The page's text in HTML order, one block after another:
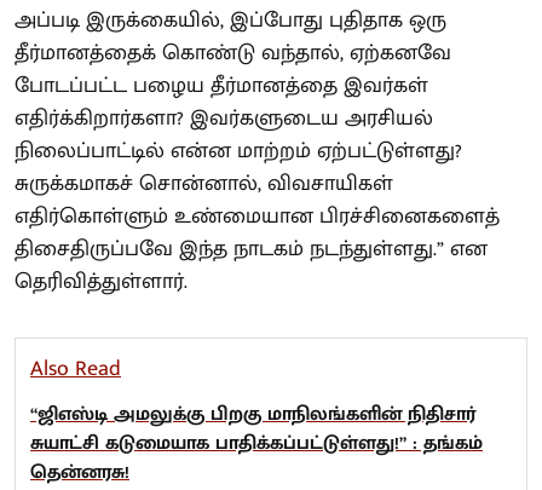
அப்படி இருக்கையில், இப்போது புதிதாக ஒரு
தீர்மானத்தைக் கொண்டு வந்தால், ஏற்கனவே
போடப்பட்ட பழைய தீர்மானத்தை இவர்கள்
எதிர்க்கிறார்களா? இவர்களுடைய அரசியல்
நிலைப்பாட்டில் என்ன மாற்றம் ஏற்பட்டுள்ளது?
சுருக்கமாகச் சொன்னால், விவசாயிகள்
எதிர்கொள்ளும் உண்மையான பிரச்சினைகளைத்
திசைதிருப்பவே இந்த நாடகம் நடந்துள்ளது.” என
தெரிவித்துள்ளார்.
Also Read
“ஜிஎஸ்டி அமலுக்கு பிறகு மாநிலங்களின் நிதிசார்
சுயாட்சி கடுமையாக பாதிக்கப்பட்டுள்ளது!” : தங்கம்
தென்னரசு!